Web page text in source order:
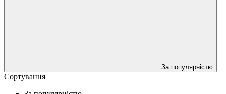
За популярністю
Сортування